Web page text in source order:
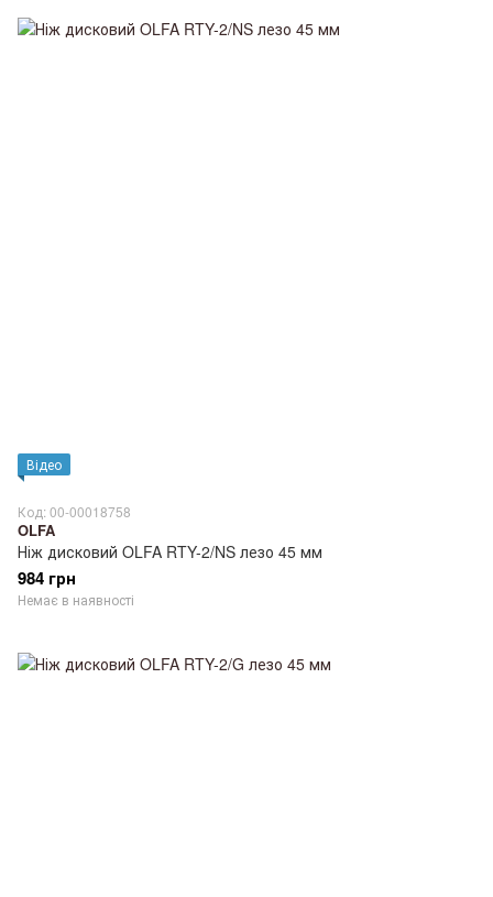
Відео
Код: 00-00018758
OLFA
Ніж дисковий OLFA RTY-2/NS лезо 45 мм
984 грн
Немає в наявності